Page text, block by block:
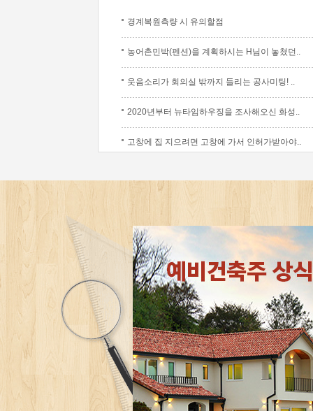
경계복원측량 시 유의할점
농어촌민박(펜션)을 계획하시는 H님이 놓쳤던..
웃음소리가 회의실 밖까지 들리는 공사미팅! ..
2020년부터 뉴타임하우징을 조사해오신 화성..
고창에 집 지으려면 고창에 가서 인허가받아야..